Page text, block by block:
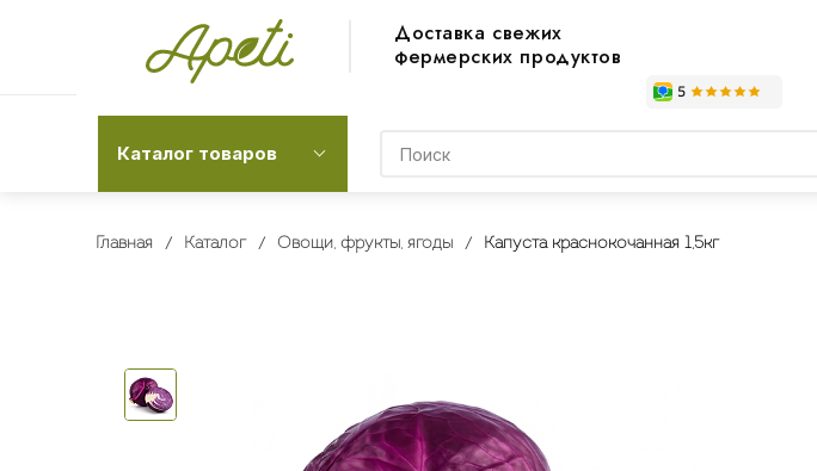
Доставка свежих
фермерских продуктов
Каталог товаров
Главная Каталог Овощи, фрукты, ягоды Капуста краснокочанная 1,5кг